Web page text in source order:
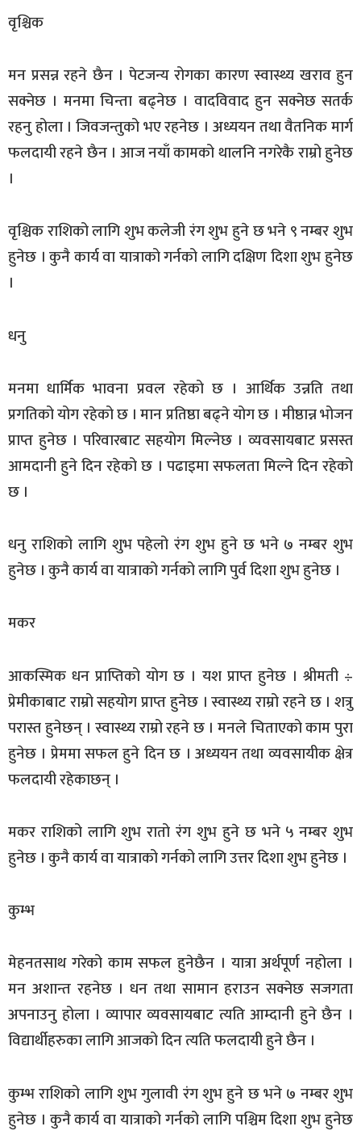
वृश्चिक
मन प्रसन्न रहने छैन । पेटजन्य रोगका कारण स्वास्थ्य खराव हुन
सक्नेछ । मनमा चिन्ता बढ्नेछ । वादविवाद हुन सक्नेछ सतर्क
रहनु होला । जिवजन्तुको भए रहनेछ । अध्ययन तथा वैतनिक मार्ग
फलदायी रहने छैन । आज नयाँ कामको थालनि नगरेकै राम्रो हुनेछ
।
वृश्चिक राशिको लागि शुभ कलेजी रंग शुभ हुने छ भने ९ नम्बर शुभ
हुनेछ । कुनै कार्य वा यात्राको गर्नको लागि दक्षिण दिशा शुभ हुनेछ
।
धनु
मनमा धार्मिक भावना प्रवल रहेको छ । आर्थिक उन्नति तथा
प्रगतिको योग रहेको छ । मान प्रतिष्ठा बढ्ने योग छ । मीष्ठान्न भोजन
प्राप्त हुनेछ । परिवारबाट सहयोग मिल्नेछ । व्यवसायबाट प्रसस्त
आमदानी हुने दिन रहेको छ । पढाइमा सफलता मिल्ने दिन रहेको
छ ।
धनु राशिको लागि शुभ पहेलो रंग शुभ हुने छ भने ७ नम्बर शुभ
हुनेछ । कुनै कार्य वा यात्राको गर्नको लागि पुर्व दिशा शुभ हुनेछ ।
मकर
आकस्मिक धन प्राप्तिको योग छ । यश प्राप्त हुनेछ । श्रीमती ÷
प्रेमीकाबाट राम्रो सहयोग प्राप्त हुनेछ । स्वास्थ्य राम्रो रहने छ । शत्रु
परास्त हुनेछन् । स्वास्थ्य राम्रो रहने छ । मनले चिताएको काम पुरा
हुनेछ । प्रेममा सफल हुने दिन छ । अध्ययन तथा व्यवसायीक क्षेत्र
फलदायी रहेकाछन् ।
मकर राशिको लागि शुभ रातो रंग शुभ हुने छ भने ५ नम्बर शुभ
हुनेछ । कुनै कार्य वा यात्राको गर्नको लागि उत्तर दिशा शुभ हुनेछ ।
कुम्भ
मेहनतसाथ गरेको काम सफल हुनेछैन । यात्रा अर्थपूर्ण नहोला ।
मन अशान्त रहनेछ । धन तथा सामान हराउन सक्नेछ सजगता
अपनाउनु होला । व्यापार व्यवसायबाट त्यति आम्दानी हुने छैन ।
विद्यार्थीहरुका लागि आजको दिन त्यति फलदायी हुने छैन ।
कुम्भ राशिको लागि शुभ गुलावी रंग शुभ हुने छ भने ७ नम्बर शुभ
हुनेछ । कुनै कार्य वा यात्राको गर्नको लागि पश्चिम दिशा शुभ हुनेछ